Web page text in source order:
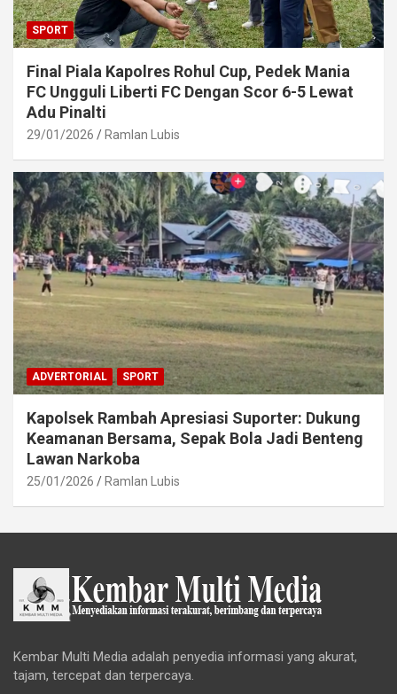
SPORT
Final Piala Kapolres Rohul Cup, Pedek Mania
FC Ungguli Liberti FC Dengan Scor 6-5 Lewat
Adu Pinalti
29/01/2026 Ramlan Lubis
ADVERTORIAL SPORT
Kapolsek Rambah Apresiasi Suporter: Dukung
Keamanan Bersama, Sepak Bola Jadi Benteng
Lawan Narkoba
25/01/2026 Ramlan Lubis
Kembar Multi Media adalah penyedia informasi yang akurat,
tajam, tercepat dan terpercaya.